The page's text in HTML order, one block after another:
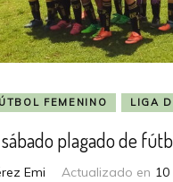
FEMENINO LIGA
plagado de
Emi Actualizado en